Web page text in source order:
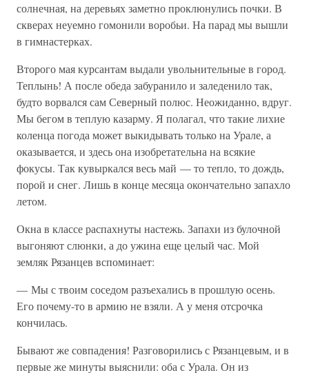
солнечная, на деревьях заметно проклюнулись почки. В
скверах неуемно гомонили воробьи. На парад мы вышли
в гимнастерках.
Второго мая курсантам выдали увольнительные в город.
Теплынь! А после обеда забуранило и заледенило так,
будто ворвался сам Северный полюс. Неожиданно, вдруг.
Мы бегом в теплую казарму. Я полагал, что такие лихие
коленца погода может выкидывать только на Урале, а
оказывается, и здесь она изобретательна на всякие
фокусы. Так кувыркался весь май — то тепло, то дождь,
порой и снег. Лишь в конце месяца окончательно запахло
летом.
Окна в классе распахнуты настежь. Запахи из булочной
выгоняют слюнки, а до ужина еще целый час. Мой
земляк Рязанцев вспоминает:
— Мы с твоим соседом разъехались в прошлую осень.
Его почему-то в армию не взяли. А у меня отсрочка
кончилась.
Бывают же совпадения! Разговорились с Рязанцевым, и в
первые же минуты выяснили: оба с Урала. Он из